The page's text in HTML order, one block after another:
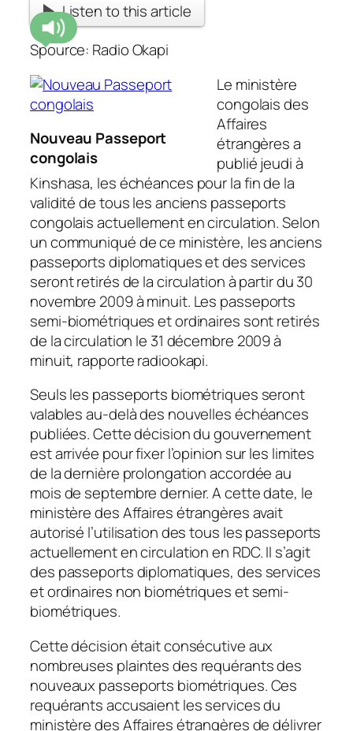
Listen to this article
Spource: Radio Okapi
Nouveau Passeport
congolais
Le ministère
congolais des
Affaires
étrangères a
publié jeudi à
Kinshasa, les échéances pour la fin de la
validité de tous les anciens passeports
congolais actuellement en circulation. Selon
un communiqué de ce ministère, les anciens
passeports diplomatiques et des services
seront retirés de la circulation à partir du 30
novembre 2009 à minuit. Les passeports
semi-biométriques et ordinaires sont retirés
de la circulation le 31 décembre 2009 à
minuit, rapporte radiookapi.
Seuls les passeports biométriques seront
valables au-delà des nouvelles échéances
publiées. Cette décision du gouvernement
est arrivée pour fixer l’opinion sur les limites
de la dernière prolongation accordée au
mois de septembre dernier. A cette date, le
ministère des Affaires étrangères avait
autorisé l’utilisation des tous les passeports
actuellement en circulation en RDC. Il s’agit
des passeports diplomatiques, des services
et ordinaires non biométriques et semi-
biométriques.
Cette décision était consécutive aux
nombreuses plaintes des requérants des
nouveaux passeports biométriques. Ces
requérants accusaient les services du
ministère des Affaires étrangères de délivrer